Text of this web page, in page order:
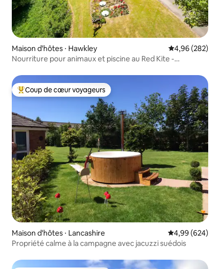
Maison d'hôtes ⋅ Hawkley Évaluation
4,96 (282)
Nourriture pour animaux et piscine au Red Kite -
Coups de cœur voyageurs les plus appréciés
Coup de cœur voyageurs
Maison d'hôtes ⋅ Lancashire Évaluation
4,99 (624)
Propriété calme à la campagne avec jacuzzi suédois